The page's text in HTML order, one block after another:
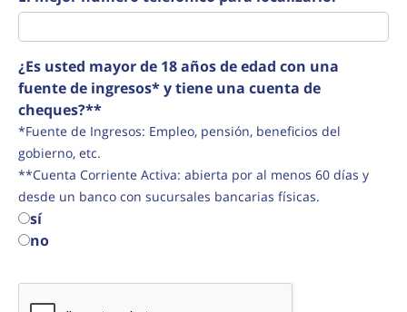
¿Es usted mayor de 18 años de edad con una
fuente de ingresos* y tiene una cuenta de
cheques?**
*Fuente de Ingresos: Empleo, pensión, beneficios del
gobierno, etc.
**Cuenta Corriente Activa: abierta por al menos 60 días y
desde un banco con sucursales bancarias físicas.
sí
no